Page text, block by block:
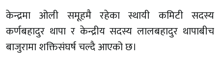
केन्द्रमा ओली समूहमै रहेका स्थायी कमिटी सदस्य
कर्णबहादुर थापा र केन्द्रीय सदस्य लालबहादुर थापाबीच
बाजुरामा शक्तिसंघर्ष चल्दै आएको छ।